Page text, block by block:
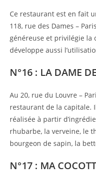
Ce restaurant est en fait
118, rue des Dames –
généreuse et privilégie la
développe aussi
N°16 : LA DAME
Au 20, rue du Louvre –
restaurant de la capitale.
réalisée à partir
rhubarbe, la verveine, le
bourgeon de sapin, la
N°17 : MA